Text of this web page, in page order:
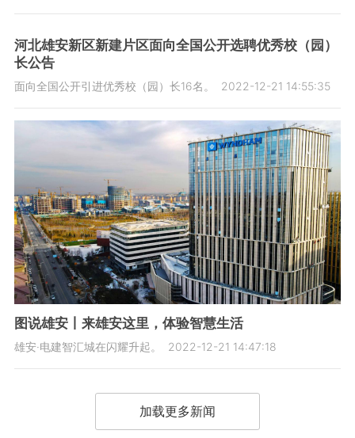
河北雄安新区新建片区面向全国公开选聘优秀校（园）
长公告
面向全国公开引进优秀校（园）长16名。 2022-12-21 14:55:35
图说雄安丨来雄安这里，体验智慧生活
雄安·电建智汇城在闪耀升起。 2022-12-21 14:47:18
加载更多新闻